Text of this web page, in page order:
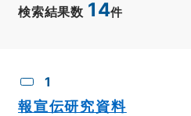
検索結果数 14件
1
報宣伝研究資料